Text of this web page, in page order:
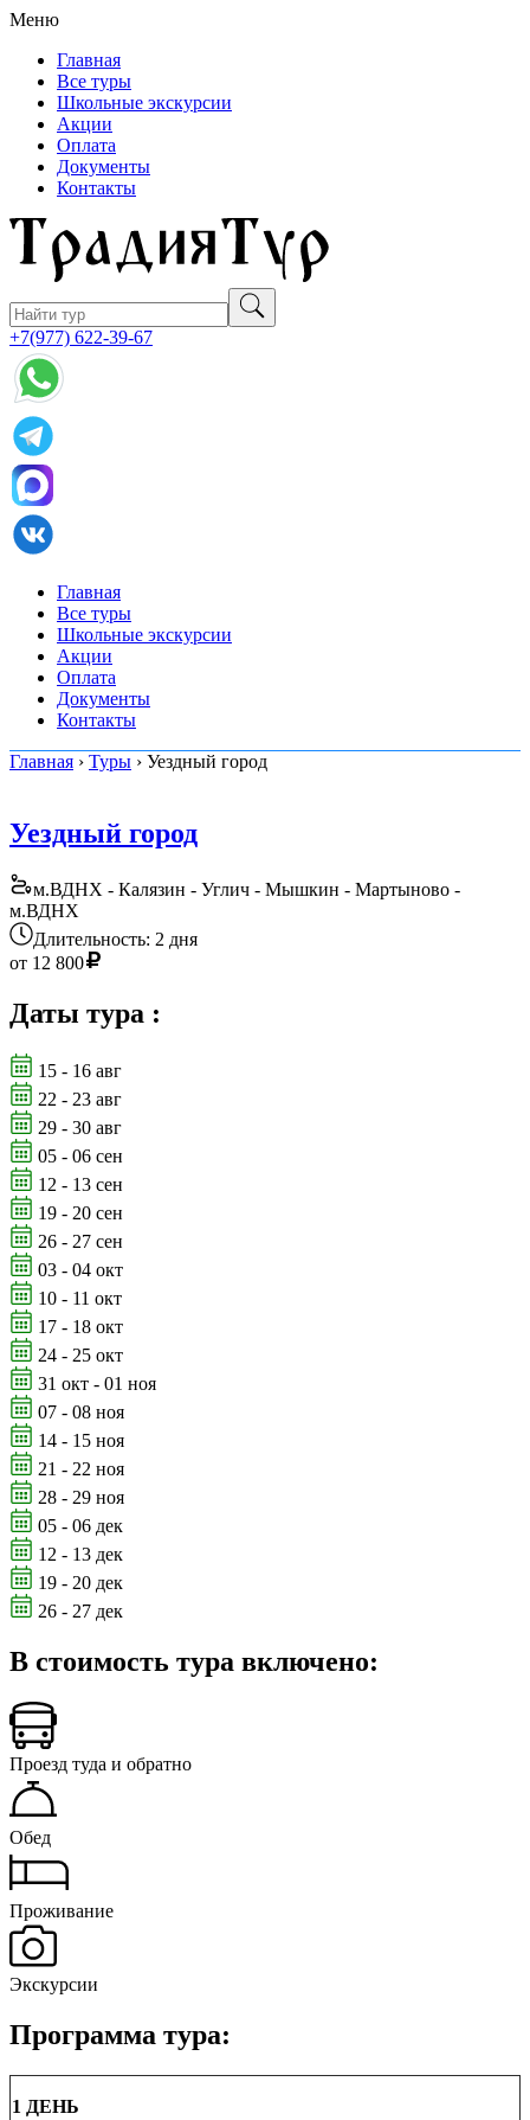
Меню
Главная
Все туры
Школьные экскурсии
Акции
Оплата
Документы
Контакты
+7(977) 622-39-67
Главная
Все туры
Школьные экскурсии
Акции
Оплата
Документы
Контакты
Главная › Туры › Уездный город
Уездный город
м.ВДНХ - Калязин - Углич - Мышкин - Мартыново -
м.ВДНХ
Длительность: 2 дня
от 12 800
Даты тура :
15 - 16 авг
22 - 23 авг
29 - 30 авг
05 - 06 сен
12 - 13 сен
19 - 20 сен
26 - 27 сен
03 - 04 окт
10 - 11 окт
17 - 18 окт
24 - 25 окт
31 окт - 01 ноя
07 - 08 ноя
14 - 15 ноя
21 - 22 ноя
28 - 29 ноя
05 - 06 дек
12 - 13 дек
19 - 20 дек
26 - 27 дек
В стоимость тура включено:
Проезд туда и обратно
Обед
Проживание
Экскурсии
Программа тура:
1 ДЕНЬ